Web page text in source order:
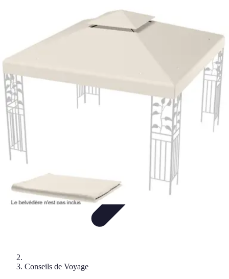
Planification de Voyage
Inspiration de
Voyages ÉcoresponsablesInspirations de Voyage
Conseils de Voyage